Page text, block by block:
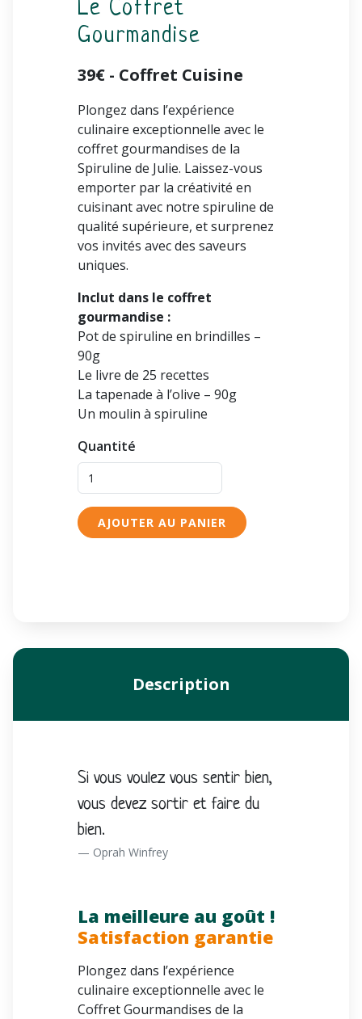
Le Coffret
Gourmandise
39€ - Coffret Cuisine
Plongez dans l’expérience
culinaire exceptionnelle avec le
coffret gourmandises de la
Spiruline de Julie. Laissez-vous
emporter par la créativité en
cuisinant avec notre spiruline de
qualité supérieure, et surprenez
vos invités avec des saveurs
uniques.
Inclut dans le coffret
gourmandise :
Pot de spiruline en brindilles –
90g
Le livre de 25 recettes
La tapenade à l’olive – 90g
Un moulin à spiruline
Quantité
AJOUTER AU PANIER
Description
Si vous voulez vous sentir bien,
vous devez sortir et faire du
bien.
Oprah Winfrey
La meilleure au goût !
Satisfaction garantie
Plongez dans l’expérience
culinaire exceptionnelle avec le
Coffret Gourmandises de la